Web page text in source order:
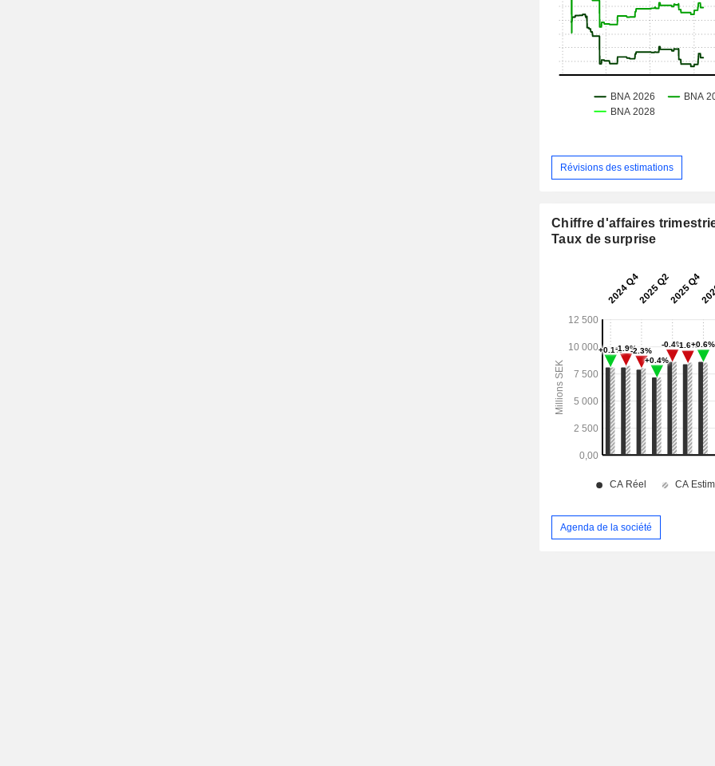
Révisions des estimations
Chiffre d'affaires
Taux de surprise
Agenda de la société